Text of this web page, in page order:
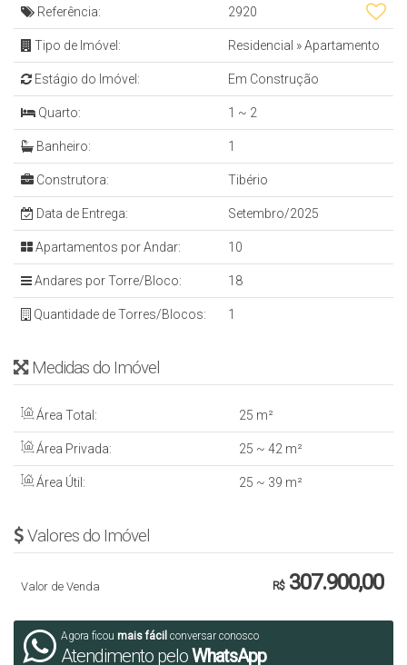
Referência: 2920
Tipo de Imóvel: Residencial »Apartamento
Estágio do Imóvel: Em Construção
Quarto: 1 ~ 2
Banheiro: 1
Construtora: Tibério
Data de Entrega: Setembro/2025
Apartamentos por Andar: 10
Andares por Torre/Bloco: 18
Quantidade de Torres/Blocos: 1
Medidas do Imóvel
Área Total: 25 m²
Área Privada: 25 ~ 42 m²
Área Útil: 25 ~ 39 m²
Valores do Imóvel
R$307.900,00
Valor de Venda
Agora ficou mais fácil conversar conosco
Atendimento peloWhatsApp